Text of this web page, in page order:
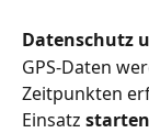
Datenschutz
GPS-Daten
Zeitpunkten
Einsatz starten